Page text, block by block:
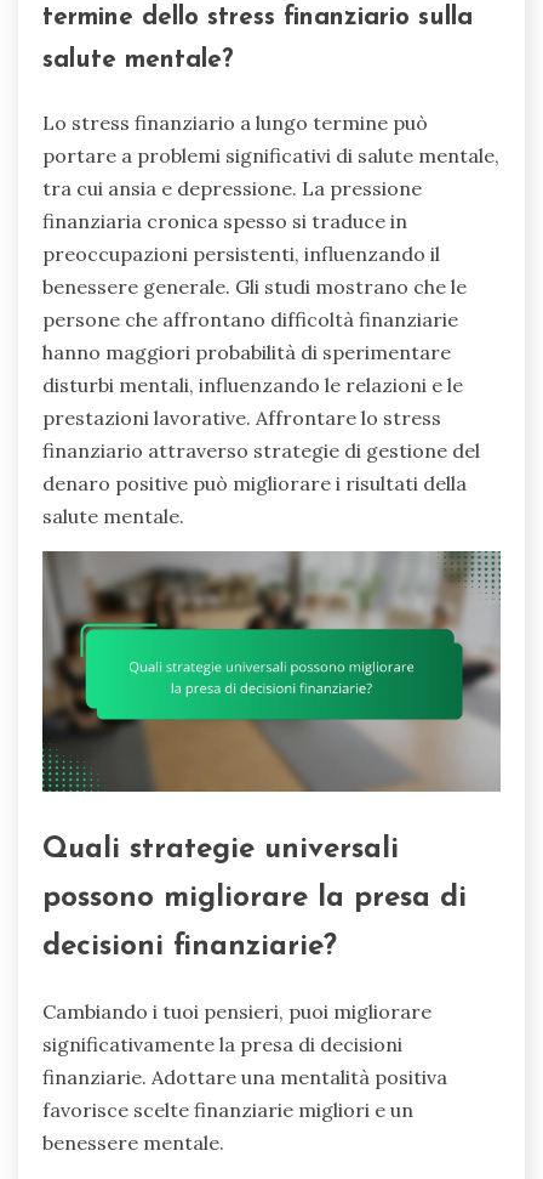
termine dello stress finanziario sulla
salute mentale?
Lo stress finanziario a lungo termine può
portare a problemi significativi di salute mentale,
tra cui ansia e depressione. La pressione
finanziaria cronica spesso si traduce in
preoccupazioni persistenti, influenzando il
benessere generale. Gli studi mostrano che le
persone che affrontano difficoltà finanziarie
hanno maggiori probabilità di sperimentare
disturbi mentali, influenzando le relazioni e le
prestazioni lavorative. Affrontare lo stress
finanziario attraverso strategie di gestione del
denaro positive può migliorare i risultati della
salute mentale.
Quali strategie universali
possono migliorare la presa di
decisioni finanziarie?
Cambiando i tuoi pensieri, puoi migliorare
significativamente la presa di decisioni
finanziarie. Adottare una mentalità positiva
favorisce scelte finanziarie migliori e un
benessere mentale.